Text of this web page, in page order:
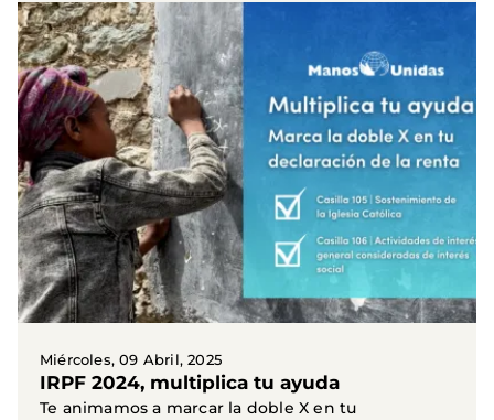
Miércoles, 09 Abril, 2025
IRPF 2024, multiplica tu ayuda
Te animamos a marcar la doble X en tu